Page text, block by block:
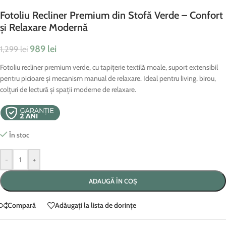
Fotoliu Recliner Premium din Stofă Verde – Confort
și Relaxare Modernă
1,299lei 989 lei
Fotoliu recliner premium verde, cu tapițerie textilă moale, suport extensibil
pentru picioare și mecanism manual de relaxare. Ideal pentru living, birou,
colțuri de lectură și spații moderne de relaxare.
În stoc
- +
ADAUGĂ ÎN COȘ
Compară Adăugați la lista de dorințe